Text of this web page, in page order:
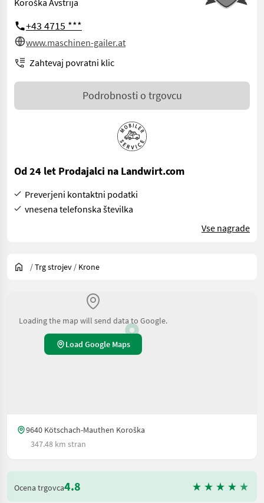
Koroška Avstrija
+43 4715 ***
www.maschinen-gailer.at
Zahtevaj povratni klic
Podrobnosti o trgovcu
Od 24 let Prodajalci na Landwirt.com
Preverjeni kontaktni podatki
vnesena telefonska številka
Vse nagrade
/Trg strojev / Krone
Loading the map will send data to Google.
Load Google Maps
9640 Kötschach-Mauthen Koroška
347.48 km stran
Ocena trgovca4.8